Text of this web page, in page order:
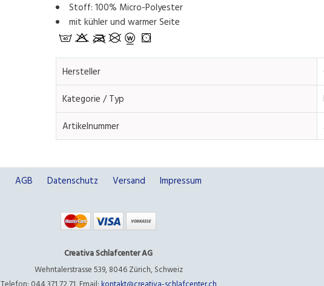
Stoff: 100% Micro-Polyester
mit kühler und warmer Seite
Hersteller
Kategorie / Typ
Artikelnummer
AGB Datenschutz Versand Impressum
Creativa Schlafcenter AG
Wehntalerstrasse 539, 8046 Zürich, Schweiz
Telefon: 044 371 72 71 Email: kontakt@creativa-schlafcenter.ch